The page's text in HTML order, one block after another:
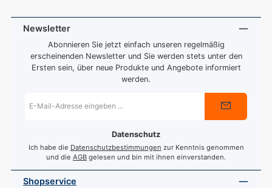
Newsletter
Abonnieren Sie jetzt einfach unseren regelmäßig
erscheinenden Newsletter und Sie werden stets unter den
Ersten sein, über neue Produkte und Angebote informiert
werden.
Mail-
Datenschutz
Ich habe die Datenschutzbestimmungen zur Kenntnis genommen
und die AGB gelesen und bin mit ihnen einverstanden.
Shopservice